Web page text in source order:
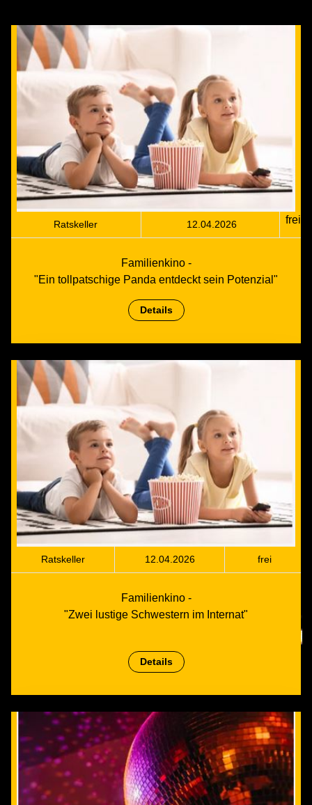
Ratskeller 12.04.2026 frei
Familienkino -
"Ein tollpatschige Panda entdeckt sein Potenzial"
Details
Ratskeller 12.04.2026 frei
Familienkino -
"Zwei lustige Schwestern im Internat"
Details